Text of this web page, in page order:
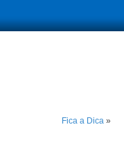
Fica a Dica»